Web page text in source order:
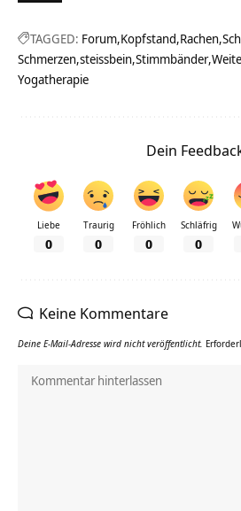
TAGGED: Forum Kopfstand Rachen
Schmerzen steissbein Stimmbänder
Yogatherapie
Dein
Liebe
0
Traurig
0
Fröhlich
0
Schläfrig
0
Keine Kommentare
Deine E-Mail-Adresse wird nicht veröffentlicht.